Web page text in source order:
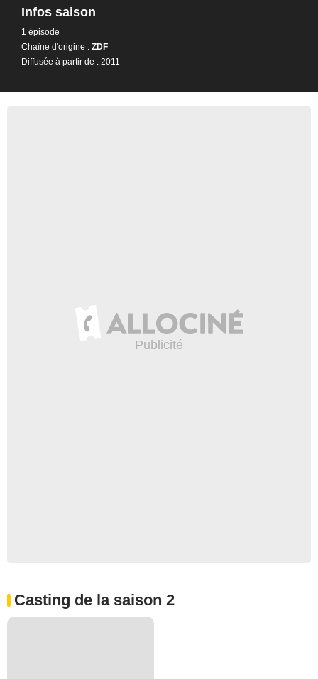
Infos saison
1 épisode
Chaîne d'origine : ZDF
Diffusée à partir de : 2011
Casting de la saison 2